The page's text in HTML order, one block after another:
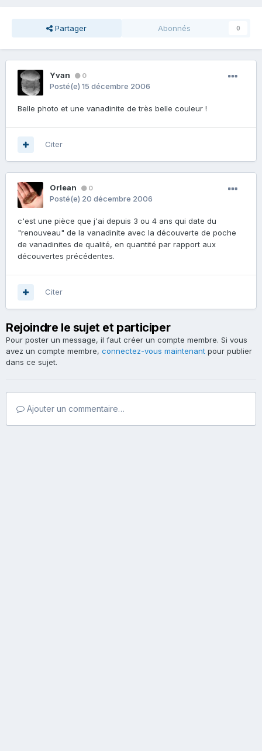
Partager Abonnés 0
Yvan 0
Posté(e) 15 décembre 2006
Belle photo et une vanadinite de très belle couleur !
Citer
Orlean 0
Posté(e) 20 décembre 2006
c'est une pièce que j'ai depuis 3 ou 4 ans qui date du
"renouveau" de la vanadinite avec la découverte de poche
de vanadinites de qualité, en quantité par rapport aux
découvertes précédentes.
Citer
Rejoindre le sujet et participer
Pour poster un message, il faut créer un compte membre. Si vous
avez un compte membre, connectez-vous maintenant pour publier
dans ce sujet.
Ajouter un commentaire…